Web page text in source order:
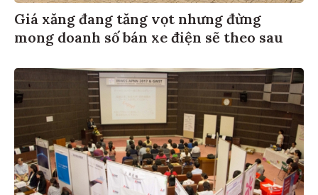
Giá xăng đang tăng vọt nhưng đừng
mong doanh số bán xe điện sẽ theo sau